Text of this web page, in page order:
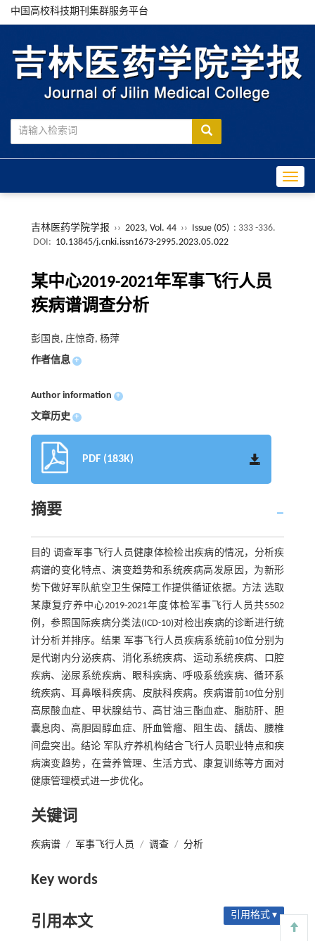
中国高校科技期刊集群服务平台
吉林医药学院学报 ›› 2023, Vol. 44 ›› Issue (05) : 333 -336.
DOI: 10.13845/j.cnki.issn1673-2995.2023.05.022
某中心2019-2021年军事飞行人员
疾病谱调查分析
彭国良, 庄惊奇, 杨萍
作者信息 +
Author information +
文章历史 +
PDF (183K)
摘要
目的 调查军事飞行人员健康体检检出疾病的情况，分析疾
病谱的变化特点、演变趋势和系统疾病高发原因，为新形
势下做好军队航空卫生保障工作提供循证依据。方法 选取
某康复疗养中心2019-2021年度体检军事飞行人员共5502
例，参照国际疾病分类法(ICD-10)对检出疾病的诊断进行统
计分析并排序。结果 军事飞行人员疾病系统前10位分别为
是代谢内分泌疾病、消化系统疾病、运动系统疾病、口腔
疾病、泌尿系统疾病、眼科疾病、呼吸系统疾病、循环系
统疾病、耳鼻喉科疾病、皮肤科疾病。疾病谱前10位分别
高尿酸血症、甲状腺结节、高甘油三酯血症、脂肪肝、胆
囊息肉、高胆固醇血症、肝血管瘤、阻生齿、龋齿、腰椎
间盘突出。结论 军队疗养机构结合飞行人员职业特点和疾
病演变趋势，在营养管理、生活方式、康复训练等方面对
健康管理模式进一步优化。
关键词
疾病谱 / 军事飞行人员 / 调查 / 分析
Key words
引用本文 引用格式 ▾